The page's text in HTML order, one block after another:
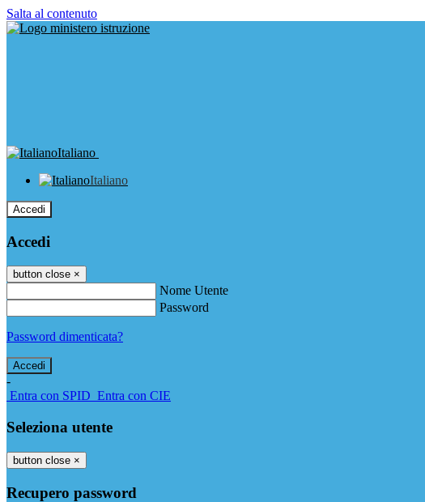
Salta al contenuto
Italiano
Italiano
Accedi
Accedi
button close ×
Nome Utente
Password
Password dimenticata?
-
Entra con SPID Entra con CIE
Seleziona utente
button close ×
Recupero password